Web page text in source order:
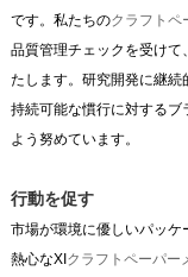
です。私たちのクラフトペ
品質管理チェックを受け
たします。研究開発に継続
持続可能な慣行に対する
よう努めています。
行動を促す
市場が環境に優しいパッ
熱心なXIクラフトペーパー